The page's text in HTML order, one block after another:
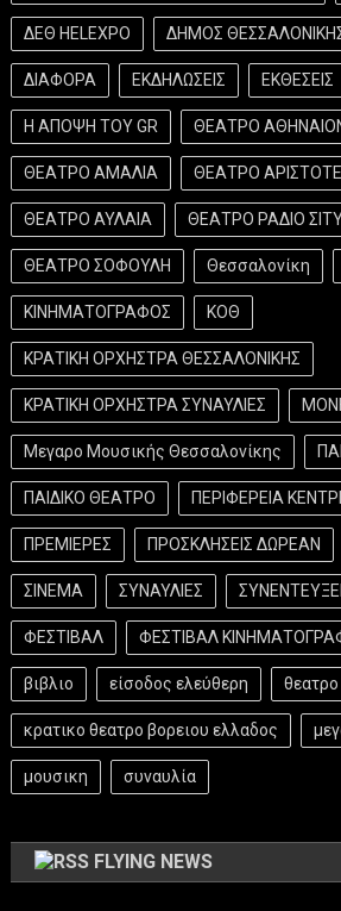
ΔΕΘ HELEXPO ΔΗΜΟΣ
ΔΙΑΦΟΡΑ ΕΚΔΗΛΩΣΕΙΣ ΕΚΘΕΣΕΙΣ
Η ΑΠΟΨΗ ΤΟΥ GR ΘΕΑΤΡΟ
ΘΕΑΤΡΟ ΑΜΑΛΙΑ ΘΕΑΤΡΟ
ΘΕΑΤΡΟ ΑΥΛΑΙΑ ΘΕΑΤΡΟ ΡΑΔΙΟ
ΘΕΑΤΡΟ ΣΟΦΟΥΛΗ Θεσσαλονίκη
ΚΙΝΗΜΑΤΟΓΡΑΦΟΣ ΚΟΘ
ΚΡΑΤΙΚΗ ΟΡΧΗΣΤΡΑ ΘΕΣΣΑΛΟΝΙΚΗΣ
ΚΡΑΤΙΚΗ ΟΡΧΗΣΤΡΑ ΣΥΝΑΥΛΙΕΣ
Μεγαρο Μουσικής Θεσσαλονίκης
ΠΑΙΔΙΚΟ ΘΕΑΤΡΟ ΠΕΡΙΦΕΡΕΙΑ
ΠΡΕΜΙΕΡΕΣ ΠΡΟΣΚΛΗΣΕΙΣ ΔΩΡΕΑΝ
ΣΙΝΕΜΑ ΣΥΝΑΥΛΙΕΣ
ΦΕΣΤΙΒΑΛ ΦΕΣΤΙΒΑΛ
βιβλιο είσοδος ελεύθερη θεατρο
κρατικο θεατρο βορειου ελλαδος
μουσικη συναυλία
FLYING NEWS